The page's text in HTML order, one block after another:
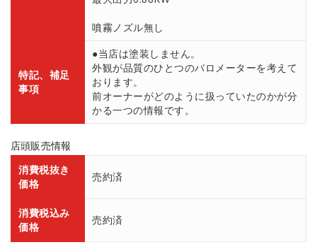
噴霧ノズル無し
特記、補足
事項
●当店は塗装しません。
外観が品質のひとつのバロメーターを考えて
おります。
前オーナーがどのように扱っていたのかが分
かる一つの情報です。
店頭販売情報
消費税抜き
価格
売約済
消費税込み
価格
売約済